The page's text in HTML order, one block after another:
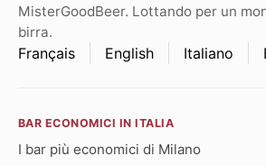
MisterGoodBeer. Lottando per un
birra.
Français English Italiano
BAR ECONOMICI IN ITALIA
I bar più economici di Milano